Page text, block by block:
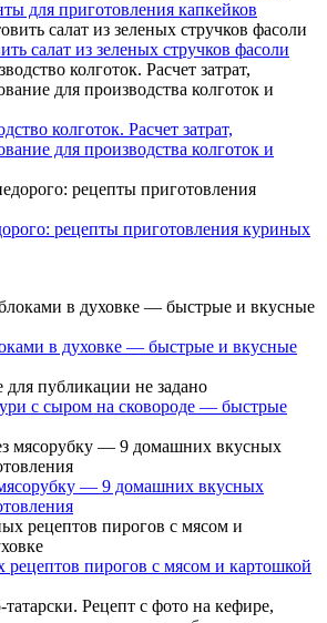
для приготовления капкейков
салат из зеленых стручков фасоли
колготок. Расчет затрат,
для производства колготок и
рецепты приготовления куриных
в духовке — быстрые и вкусные
с сыром на сковороде — быстрые
— 9 домашних вкусных
рецептов пирогов с мясом и картошкой